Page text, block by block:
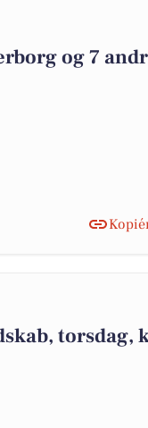
og 7
torsdag,